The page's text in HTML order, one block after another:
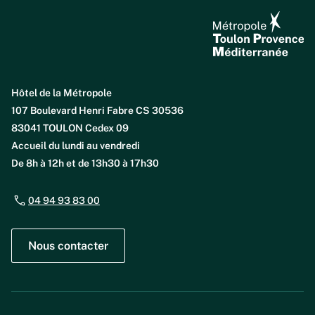
Hôtel de la Métropole
107 Boulevard Henri Fabre CS 30536
83041 TOULON Cedex 09
Accueil du lundi au vendredi
De 8h à 12h et de 13h30 à 17h30
04 94 93 83 00
Nous contacter